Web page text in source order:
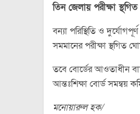
তিন জেলায় পরীক্ষা স্থগিত
বন্যা পরিস্থিতি ও
সমমানের পরীক্ষা স্থগিত
তবে বোর্ডের আওতাধীন
আন্তঃশিক্ষা বোর্ড সমন্বয়
মনোয়ারুল হক/